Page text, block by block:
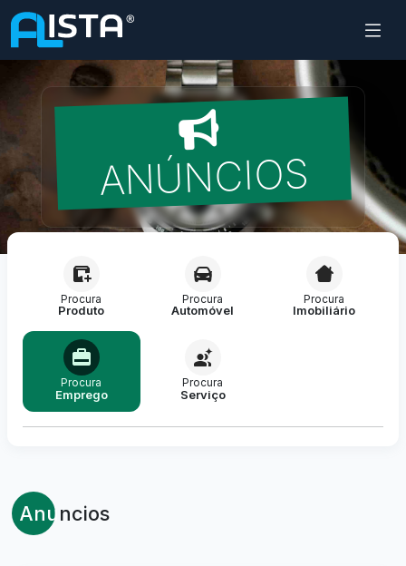
ANÚNCIOS
Procura
Produto
Procura
Automóvel
Procura
Imobiliário
Procura
Emprego
Procura
Serviço
Anu ncios